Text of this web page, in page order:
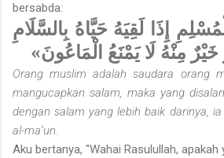
bersabda:
إِذَا لَقِيَهُ حَيَّاهُ بِالسَّلَامِ
مِنْهُ لَا يَمْنَعُ الْمَاعُونَ»
Orang muslim adalah saudara orang
mangucapkan salam, maka yang
dengan salam yang lebih baik darinya,
al-ma’un.
Aku bertanya, "Wahai Rasulullah,